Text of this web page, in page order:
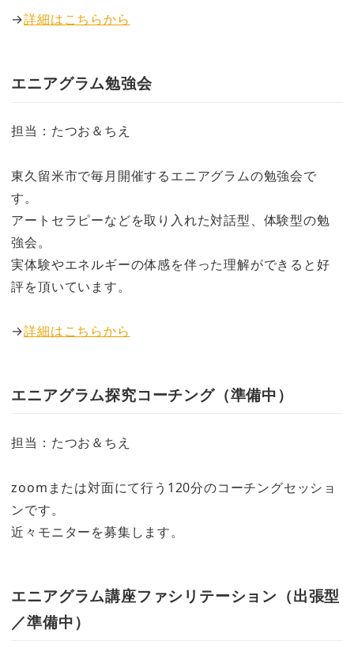
→詳細はこちらから
エニアグラム勉強会
担当：たつお＆ちえ
東久留米市で毎月開催するエニアグラムの勉強会で
す。
アートセラピーなどを取り入れた対話型、体験型の勉
強会。
実体験やエネルギーの体感を伴った理解ができると好
評を頂いています。
→詳細はこちらから
エニアグラム探究コーチング（準備中）
担当：たつお＆ちえ
zoomまたは対面にて行う120分のコーチングセッショ
ンです。
近々モニターを募集します。
エニアグラム講座ファシリテーション（出張型
／準備中）